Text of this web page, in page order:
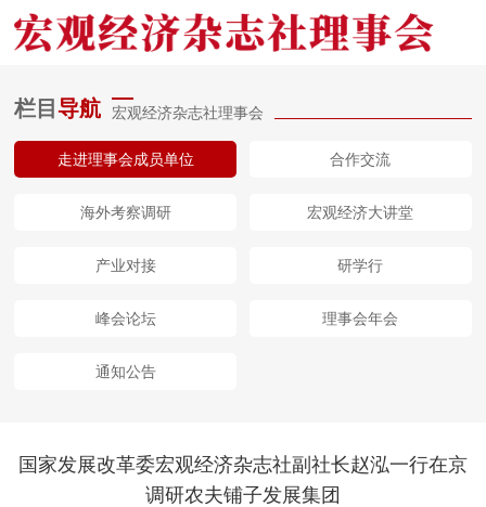
网站首页
杂志社介绍
理事会动态
栏目导航 宏观经济杂志社理事会
走进理事会成员单位 合作交流
海外考察调研 宏观经济大讲堂
产业对接 研学行
峰会论坛 理事会年会
通知公告
国家发展改革委宏观经济杂志社副社长赵泓一行在京
调研农夫铺子发展集团